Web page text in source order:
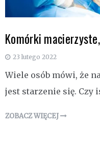
Komórki
23 lutego 2022
Wiele osób mówi, że
jest starzenie się.
ZOBACZ WIĘCEJ